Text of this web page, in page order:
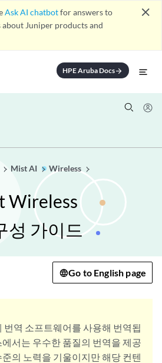
Ask AI chatbotfor answers to
Juniper products and
close
HPE Aruba Docsarrow_forward
Mist AI Wireless
Wireless
성 가이드
Go to English page
번역 소프트웨어를 사용해 번역됩
서는 우수한 품질의 번역을 제공
의 노력을 기울이지만 해당 컨텐